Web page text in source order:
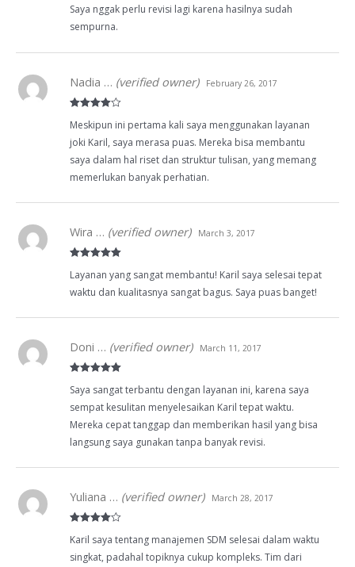
Saya nggak perlu revisi lagi karena hasilnya sudah
sempurna.
out of 5
Nadia … (verified owner) February 26, 2017
Meskipun ini pertama kali saya menggunakan layanan
joki Karil, saya merasa puas. Mereka bisa membantu
saya dalam hal riset dan struktur tulisan, yang memang
memerlukan banyak perhatian.
of 5
Wira … (verified owner) March 3, 2017
Layanan yang sangat membantu! Karil saya selesai tepat
waktu dan kualitasnya sangat bagus. Saya puas banget!
of 5
Doni … (verified owner) March 11, 2017
Saya sangat terbantu dengan layanan ini, karena saya
sempat kesulitan menyelesaikan Karil tepat waktu.
Mereka cepat tanggap dan memberikan hasil yang bisa
langsung saya gunakan tanpa banyak revisi.
out of 5
Yuliana … (verified owner) March 28, 2017
Karil saya tentang manajemen SDM selesai dalam waktu
singkat, padahal topiknya cukup kompleks. Tim dari